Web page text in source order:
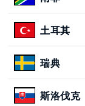
土耳其
瑞典
斯洛伐克